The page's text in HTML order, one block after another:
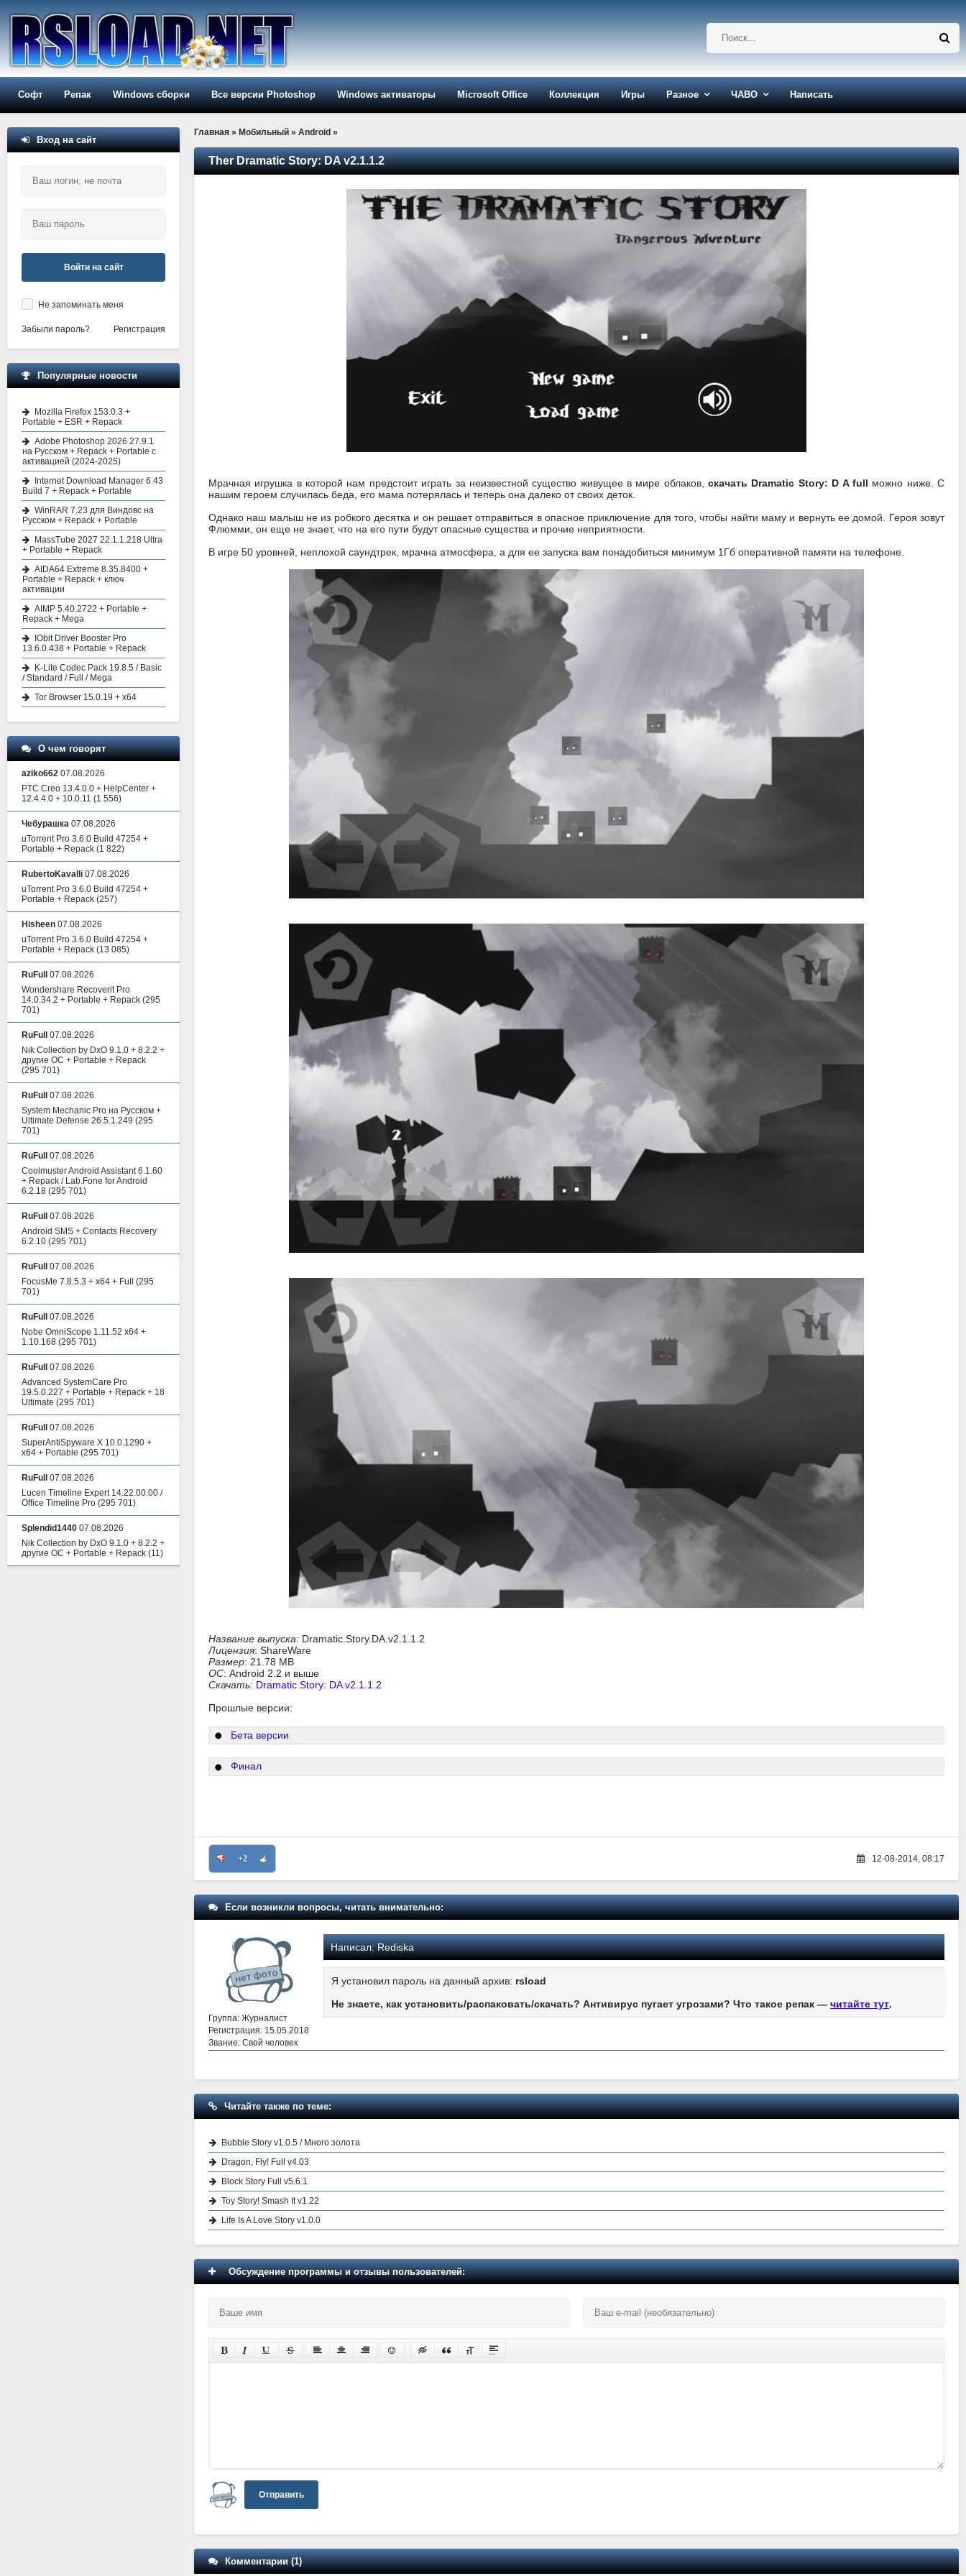
Софт Репак Windows сборки Все версии Photoshop Windows активаторы Microsoft Office Коллекция Игры Разное ЧАВО Написать
Главная » Мобильный » Android »
Ther Dramatic Story: DA v2.1.1.2
Мрачная игрушка в которой нам предстоит играть за неизвестной существо живущее в мире облаков,скачать Dramatic Story: D A full можно ниже. С
нашим героем случилась беда, его мама потерялась и теперь она далеко от своих деток.
Однако наш малыш не из робкого десятка и он решает отправиться в опасное приключение для того, чтобы найти маму и вернуть ее домой. Героя зовут
Флюмми, он еще не знает, что на его пути будут опасные существа и прочие неприятности.
В игре 50 уровней, неплохой саундтрек, мрачна атмосфера, а для ее запуска вам понадобиться минимум 1Гб оперативной памяти на телефоне.
Название выпуска: Dramatic.Story.DA.v2.1.1.2
Лицензия: ShareWare
Размер: 21.78 MB
ОС: Android 2.2 и выше
Скачать: Dramatic Story: DA v2.1.1.2
Прошлые версии:
Бета версии
Финал
+2 12-08-2014, 08:17
Если возникли вопросы, читать внимательно:
Группа: Журналист
Регистрация: 15.05.2018
Звание: Свой человек
Написал:Rediska
Я установил пароль на данный архив: rsload
Не знаете, как установить/распаковать/скачать? Антивирус пугает угрозами? Что такое репак — читайте тут.
Читайте также по теме:
Bubble Story v1.0.5 / Много золота
Dragon, Fly! Full v4.03
Block Story Full v5.6.1
Toy Story! Smash It v1.22
Life Is A Love Story v1.0.0
Обсуждение программы и отзывы пользователей:
Отправить
Комментарии (1)
Вход на сайт
Войти на сайт
Не запоминать меня
Забыли пароль? Регистрация
Популярные новости
Mozilla Firefox 153.0.3 +
Portable + ESR + Repack
Adobe Photoshop 2026 27.9.1
на Русском + Repack + Portable с
активацией (2024-2025)
Internet Download Manager 6.43
Build 7 + Repack + Portable
WinRAR 7.23 для Виндовс на
Русском + Repack + Portable
MassTube 2027 22.1.1.218 Ultra
+ Portable + Repack
AIDA64 Extreme 8.35.8400 +
Portable + Repack + ключ
активации
AIMP 5.40.2722 + Portable +
Repack + Mega
IObit Driver Booster Pro
13.6.0.438 + Portable + Repack
K-Lite Codec Pack 19.8.5 / Basic
/ Standard / Full / Mega
Tor Browser 15.0.19 + x64
О чем говорят
aziko662 07.08.2026
PTC Creo 13.4.0.0 + HelpCenter +
12.4.4.0 + 10.0.11 (1 556)
Чебурашка 07.08.2026
uTorrent Pro 3.6.0 Build 47254 +
Portable + Repack (1 822)
RubertoKavalli 07.08.2026
uTorrent Pro 3.6.0 Build 47254 +
Portable + Repack (257)
Hisheen 07.08.2026
uTorrent Pro 3.6.0 Build 47254 +
Portable + Repack (13 085)
RuFull
07.08.2026
Wondershare Recoverit Pro
14.0.34.2 + Portable + Repack (295
701)
RuFull
07.08.2026
Nik Collection by DxO 9.1.0 + 8.2.2 +
другие ОС + Portable + Repack
(295 701)
RuFull
07.08.2026
System Mechanic Pro на Русском +
Ultimate Defense 26.5.1.249 (295
701)
RuFull
07.08.2026
Coolmuster Android Assistant 6.1.60
+ Repack / Lab.Fone for Android
6.2.18 (295 701)
RuFull
07.08.2026
Android SMS + Contacts Recovery
6.2.10 (295 701)
RuFull
07.08.2026
FocusMe 7.8.5.3 + x64 + Full
(295
701)
RuFull
07.08.2026
Nobe OmniScope 1.11.52 x64 +
1.10.168 (295 701)
RuFull
07.08.2026
Advanced SystemCare Pro
19.5.0.227 + Portable + Repack + 18
Ultimate (295 701)
RuFull
07.08.2026
SuperAntiSpyware X 10.0.1290 +
x64 + Portable (295 701)
RuFull
07.08.2026
Lucen Timeline Expert 14.22.00.00 /
Office Timeline Pro (295 701)
Splendid1440 07.08.2026
Nik Collection by DxO 9.1.0 + 8.2.2 +
другие ОС + Portable + Repack (11)